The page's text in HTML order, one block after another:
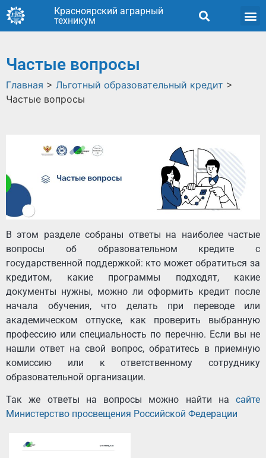
Красноярский аграрный
техникум
Частые вопросы
Главная > Льготный образовательный кредит >
Частые вопросы
В этом разделе собраны ответы на наиболее частые
вопросы об образовательном кредите с
государственной поддержкой: кто может обратиться за
кредитом, какие программы подходят, какие
документы нужны, можно ли оформить кредит после
начала обучения, что делать при переводе или
академическом отпуске, как проверить выбранную
профессию или специальность по перечню. Если вы не
нашли ответ на свой вопрос, обратитесь в приемную
комиссию или к ответственному сотруднику
образовательной организации.
Так же ответы на вопросы можно найти на сайте
Министерство просвещения Российской Федерации